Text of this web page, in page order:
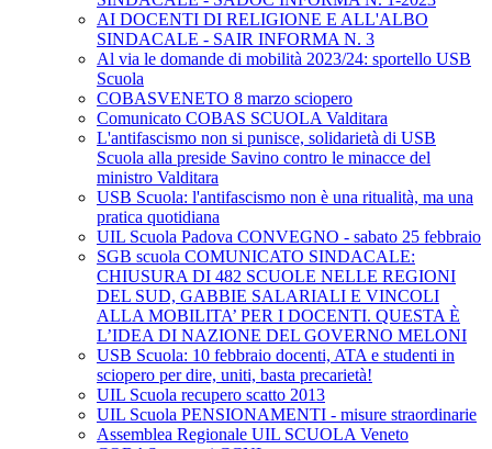
AI DOCENTI DI RELIGIONE E ALL'ALBO
SINDACALE - SAIR INFORMA N. 3
Al via le domande di mobilità 2023/24: sportello USB
Scuola
COBASVENETO 8 marzo sciopero
Comunicato COBAS SCUOLA Valditara
L'antifascismo non si punisce, solidarietà di USB
Scuola alla preside Savino contro le minacce del
ministro Valditara
USB Scuola: l'antifascismo non è una ritualità, ma una
pratica quotidiana
UIL Scuola Padova CONVEGNO - sabato 25 febbraio
SGB scuola COMUNICATO SINDACALE:
CHIUSURA DI 482 SCUOLE NELLE REGIONI
DEL SUD, GABBIE SALARIALI E VINCOLI
ALLA MOBILITA’ PER I DOCENTI. QUESTA È
L’IDEA DI NAZIONE DEL GOVERNO MELONI
USB Scuola: 10 febbraio docenti, ATA e studenti in
sciopero per dire, uniti, basta precarietà!
UIL Scuola recupero scatto 2013
UIL Scuola PENSIONAMENTI - misure straordinarie
Assemblea Regionale UIL SCUOLA Veneto